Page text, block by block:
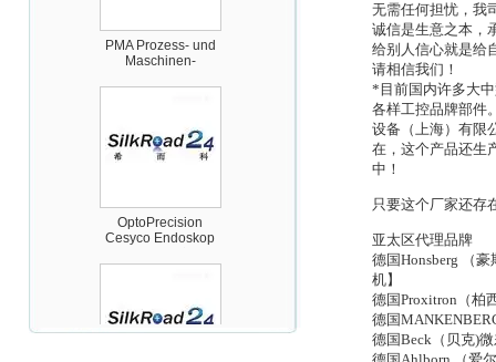
Automation GmbH
HTO 38 内窥镜
无需任何担忧，我
诚信是生意之本，
给别人信心就是给
请相信我们！
*目前国内许多大
各样工控品牌部件
设备（上海）有限
在，这个产品还生
中！
只要这个厂家还存
亚太区代理品牌
德国Honsberg （
机】
德国Proxitron（柏
德国
德国Beck（贝克)